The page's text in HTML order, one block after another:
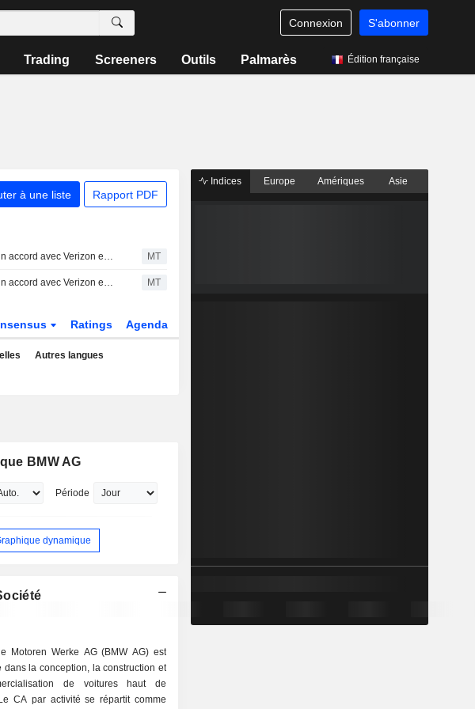
Connexion S'abonner
Trading Screeners Outils Palmarès Édition française
à une liste Rapport PDF
BMW conclut un accord avec Verizon et KDDI pour les services de connectivité automobile aux États-Unis MT
BMW conclut un accord avec Verizon et KDDI pour les services de connectivité automobile aux États-Unis MT
Ratings Agenda
Autres langues
BMW AG
Période
dynamique
Motoren Werke AG (BMW AG) est
dans la conception, la construction et
de voitures haut de
CA par activité se répartit comme
Indices Europe Amériques Asie